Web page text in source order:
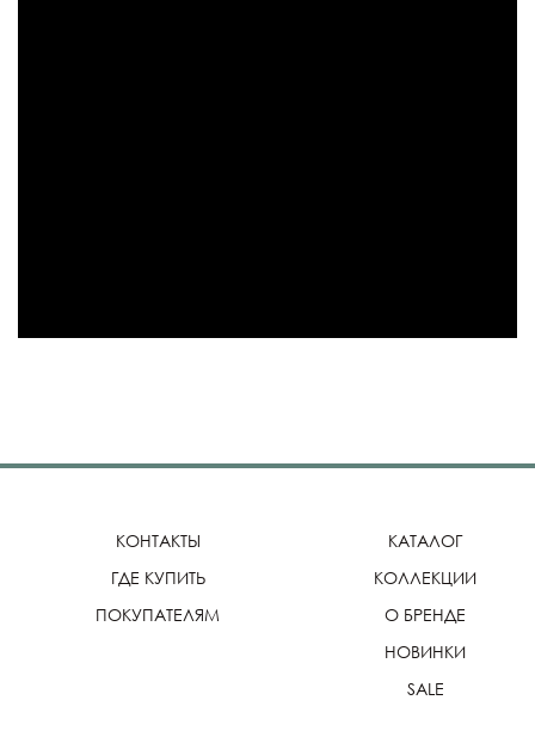
КОНТАКТЫ
ГДЕ КУПИТЬ
ПОКУПАТЕЛЯМ
КАТАЛОГ
КОЛЛЕКЦИИ
О БРЕНДЕ
НОВИНКИ
SALE